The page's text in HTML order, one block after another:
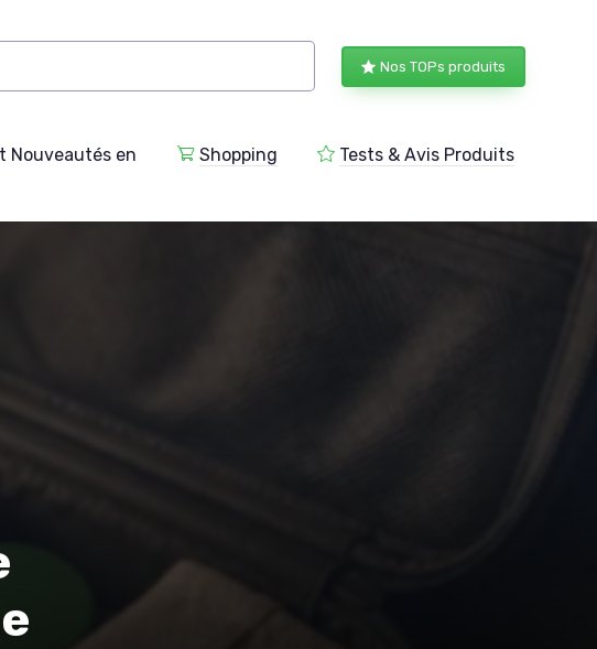
Nos TOPs produits
Nouveautés en
Shopping Tests & Avis Produits